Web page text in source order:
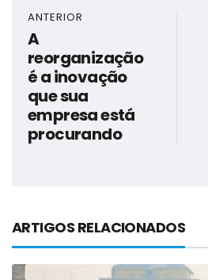
ANTERIOR
A
reorganização
é a inovação
que sua
empresa está
procurando
ARTIGOS RELACIONADOS